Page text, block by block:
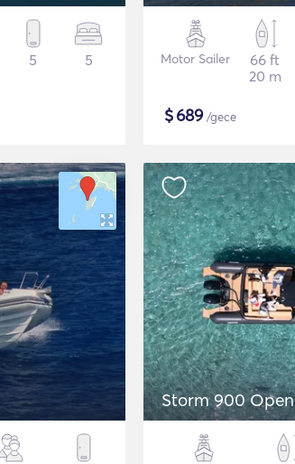
5 5 Motor Sailer
66 ft
20 m
$689/gece
Storm 900 Open